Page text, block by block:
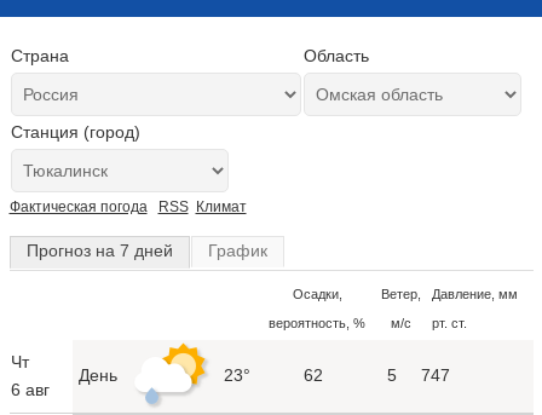
Страна Область
Станция (город)
Фактическая погода RSS Климат
Прогноз на 7 дней График
Осадки,
вероятность, %
Ветер,
м/с
Давление, мм
рт. ст.
Чт
6 авг
День 23° 62 5 747